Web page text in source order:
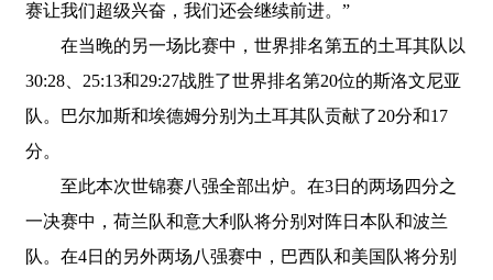
赛让我们超级兴奋，我们还会继续前进。”
在当晚的另一场比赛中，世界排名第五的土耳其队以
30:28、25:13和29:27战胜了世界排名第20位的斯洛文尼亚
队。巴尔加斯和埃德姆分别为土耳其队贡献了20分和17
分。
至此本次世锦赛八强全部出炉。在3日的两场四分之
一决赛中，荷兰队和意大利队将分别对阵日本队和波兰
队。在4日的另外两场八强赛中，巴西队和美国队将分别